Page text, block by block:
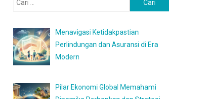
untuk:
Menavigasi Ketidakpastian
Perlindungan dan Asuransi di Era
Modern
Pilar Ekonomi Global Memahami